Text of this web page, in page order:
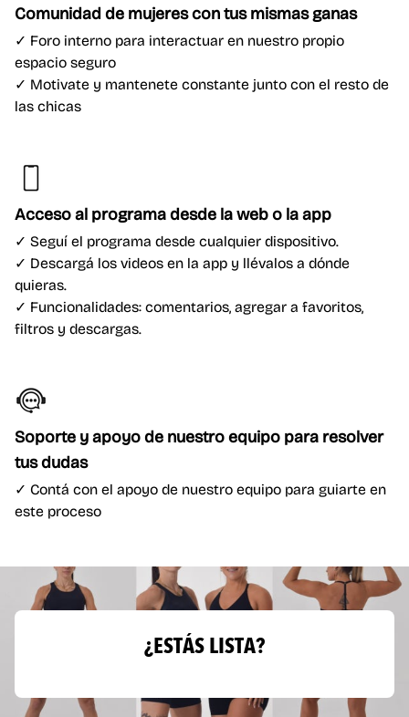
Comunidad de mujeres con tus mismas ganas
✓ Foro interno para interactuar en nuestro propio
espacio seguro
✓ Motivate y mantenete constante junto con el resto de
las chicas
Acceso al programa desde la web o la app
✓ Seguí el programa desde cualquier dispositivo.
✓ Descargá los videos en la app y llévalos a dónde
quieras.
✓ Funcionalidades: comentarios, agregar a favoritos,
filtros y descargas.
Soporte y apoyo de nuestro equipo para resolver
tus dudas
✓ Contá con el apoyo de nuestro equipo para guiarte en
este proceso
¿ESTÁS LISTA?